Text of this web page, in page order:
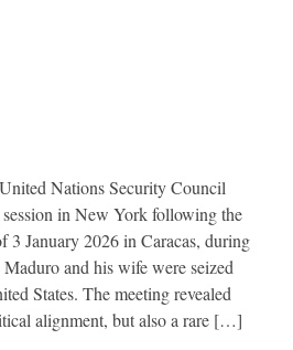
Nations Security Council
session in New York following the
3 January 2026 in Caracas, during
and his wife were seized
States. The meeting revealed
alignment, but also a rare […]